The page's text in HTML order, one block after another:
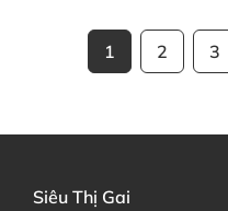
1 2 3
Siêu Thị Gai